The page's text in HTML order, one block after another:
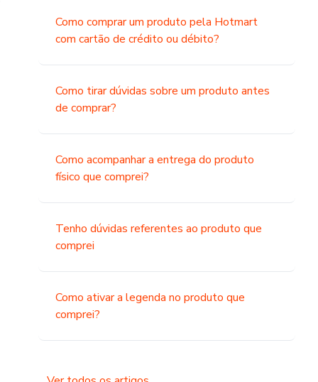
Como comprar um produto pela Hotmart
com cartão de crédito ou débito?
Como tirar dúvidas sobre um produto antes
de comprar?
Como acompanhar a entrega do produto
físico que comprei?
Tenho dúvidas referentes ao produto que
comprei
Como ativar a legenda no produto que
comprei?